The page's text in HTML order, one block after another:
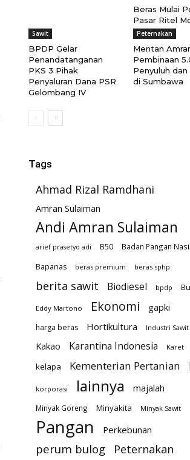
Beras Mulai
Pasar Ritel
Sawit
BPDP Gelar
Penandatanganan
PKS 3 Pihak
Penyaluran Dana PSR
Gelombang IV
Peternakan
Mentan
Pembinaan
Penyuluh
di Sumbawa
Tags
Ahmad Rizal Ramdhani
Amran Sulaiman
Andi Amran Sulaiman
arief prasetyo adi B50 Badan Pangan
Bapanas beras premium beras sphp
berita sawit Biodiesel bpdp
Eddy Martono Ekonomi gapki
harga beras Hortikultura Industri Sawit
Kakao Karantina Indonesia Karet
kelapa Kementerian Pertanian
korporasi lainnya majalah
Minyak Goreng Minyakita Minyak Sawit
Pangan Perkebunan
perum bulog Peternakan